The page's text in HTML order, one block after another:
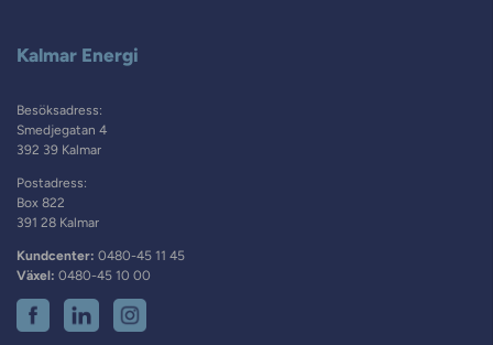
Kalmar Energi
Besöksadress:
Smedjegatan 4
392 39 Kalmar
Postadress:
Box 822
391 28 Kalmar
Kundcenter: 0480-45 11 45
Växel: 0480-45 10 00